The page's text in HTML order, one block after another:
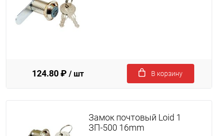
124.80 ₽ / шт В корзину
Замок почтовый Loid 1
ЗП-500 16mm